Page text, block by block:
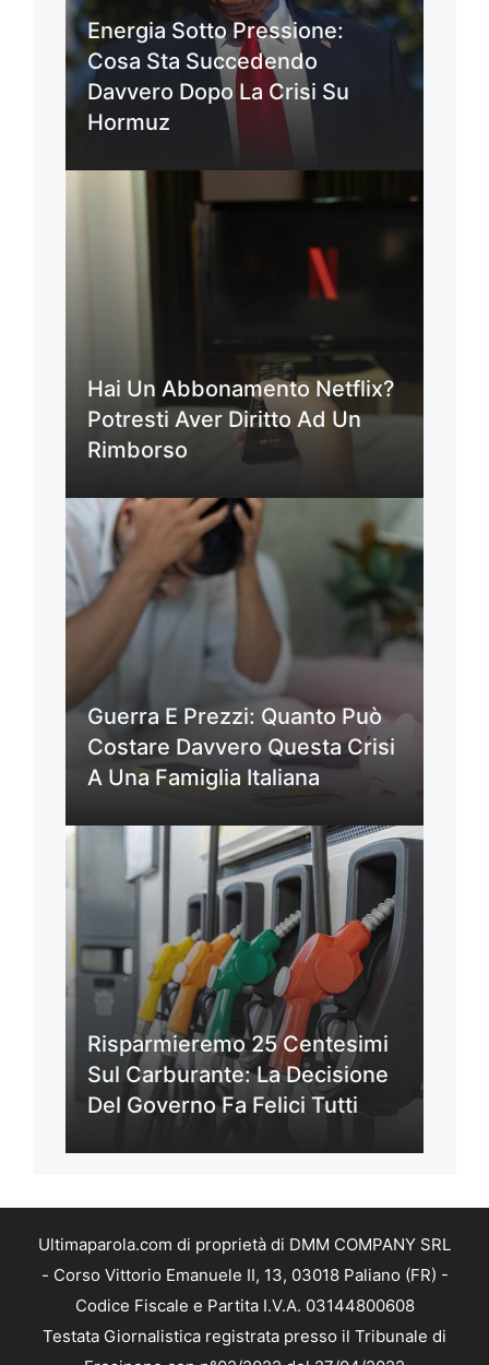
Energia Sotto Pressione:
Cosa Sta Succedendo
Davvero Dopo La Crisi Su
Hormuz
Hai Un Abbonamento Netflix?
Potresti Aver Diritto Ad Un
Rimborso
Guerra E Prezzi: Quanto Può
Costare Davvero Questa Crisi
A Una Famiglia Italiana
Risparmieremo 25 Centesimi
Sul Carburante: La Decisione
Del Governo Fa Felici Tutti
Ultimaparola.com di proprietà di DMM COMPANY SRL
- Corso Vittorio Emanuele II, 13, 03018 Paliano (FR) -
Codice Fiscale e Partita I.V.A. 03144800608
Testata Giornalistica registrata presso il Tribunale di